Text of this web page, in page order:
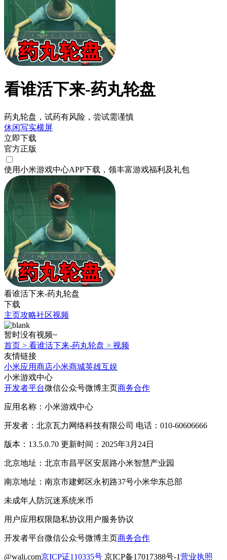
看谁活下来-药丸轮盘
药丸轮盘，试药有风险，尝试需谨慎
休闲写实横屏
立即下载
官方正版
使用小米游戏中心APP下载 ，领丰富游戏福利 及礼包
看谁活下来-药丸轮盘
下载
主页攻略社区视频
暂时没有视频~
首页 > 看谁活下来-药丸轮盘 > 视频
友情链接
小米应用商店小米商城英雄互娱
小米游戏中心
开发者平台微信公众号微博主页商务合作
应用名称：小米游戏中心
开发者：北京瓦力网络科技有限公司 电话：010-60606666
版本：13.5.0.70 更新时间：2025年3月24日
北京地址：北京市昌平区安居路小米智慧产业园
南京地址：南京市建邺区永初路37号小米华东总部
未成年人防沉迷系统米币
用户应用权限隐私协议用户服务协议
开发者平台微信公众号微博主页商务合作
@wali.com京ICP证110335号 京ICP备17017388号-1营业执照